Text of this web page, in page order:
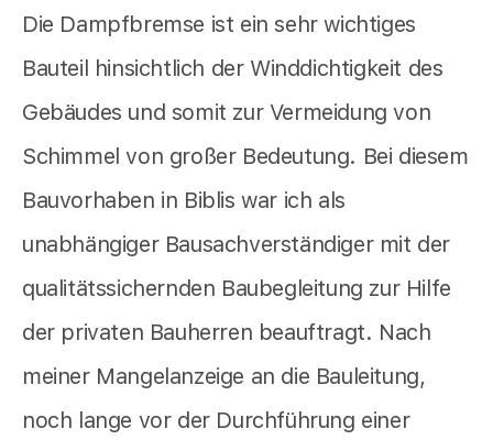
Die Dampfbremse ist ein sehr wichtiges
Bauteil hinsichtlich der Winddichtigkeit des
Gebäudes und somit zur Vermeidung von
Schimmel von großer Bedeutung. Bei diesem
Bauvorhaben in Biblis war ich als
unabhängiger Bausachverständiger mit der
qualitätssichernden Baubegleitung zur Hilfe
der privaten Bauherren beauftragt. Nach
meiner Mangelanzeige an die Bauleitung,
noch lange vor der Durchführung einer